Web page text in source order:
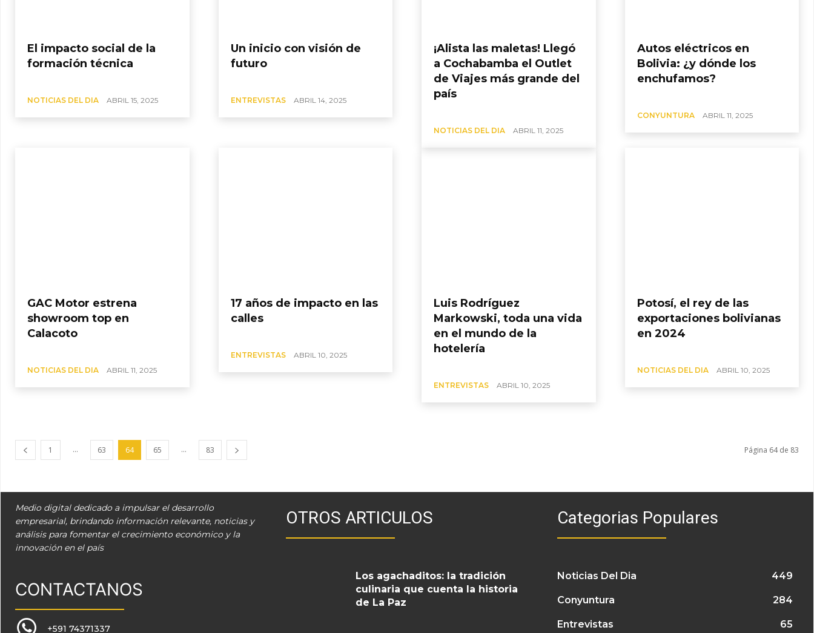
El impacto social de la
formación técnica
NOTICIAS DEL DIA ABRIL 15, 2025
Un inicio con visión de
futuro
ENTREVISTAS ABRIL 14, 2025
¡Alista las maletas! Llegó
a Cochabamba el Outlet
de Viajes más grande del
país
NOTICIAS DEL DIA ABRIL 11, 2025
Autos eléctricos en
Bolivia: ¿y dónde los
enchufamos?
CONYUNTURA ABRIL 11, 2025
GAC Motor estrena
showroom top en
Calacoto
NOTICIAS DEL DIA ABRIL 11, 2025
17 años de impacto en las
calles
ENTREVISTAS ABRIL 10, 2025
Luis Rodríguez
Markowski, toda una vida
en el mundo de la
hotelería
ENTREVISTAS ABRIL 10, 2025
Potosí, el rey de las
exportaciones bolivianas
en 2024
NOTICIAS DEL DIA ABRIL 10, 2025
1 ... 63 64 65 ... 83 Página 64 de 83
Medio digital dedicado a impulsar el desarrollo
empresarial, brindando información relevante, noticias y
análisis para fomentar el crecimiento económico y la
innovación en el país
CONTACTANOS
+591 74371337
OTROS ARTICULOS
Los agachaditos: la tradición
culinaria que cuenta la historia
de La Paz
Categorias Populares
Noticias Del Dia 449
Conyuntura 284
Entrevistas 65